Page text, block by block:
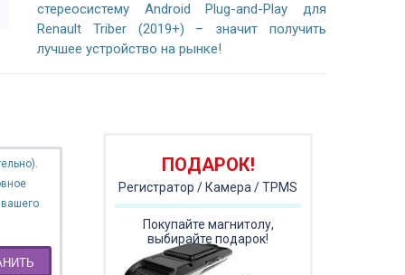
стереосистему Android Plug-and-Play для
Renault Triber (2019+) – значит получить
лучшее устройство на рынке!
ПОДАРОК!
Регистратор / Камера / TPMS
Покупайте магнитолу,
выбирайте подарок!